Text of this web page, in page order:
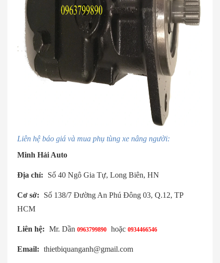
Liên hệ báo giá và mua phụ tùng xe nâng người:
Minh Hải Auto
Địa chỉ: Số 40 Ngô Gia Tự, Long Biên, HN
Cơ sở:
Số 138/7 Đường An Phú Đông 03, Q.12, TP
HCM
Liên hệ: Mr. Dần 0963799890 hoặc 0934466546
Email: thietbiquanganh@gmail.com